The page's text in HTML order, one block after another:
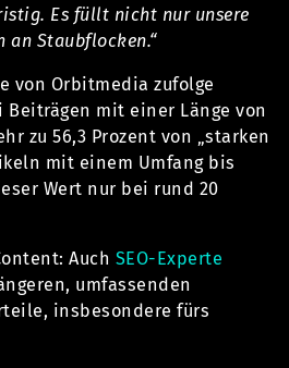
Es füllt nicht nur unsere
an Staubflocken.“
von Orbitmedia zufolge
Beiträgen mit einer Länge von
zu 56,3 Prozent von „starken
mit einem Umfang bis
Wert nur bei rund 20
Auch SEO-Experte
umfassenden
insbesondere fürs